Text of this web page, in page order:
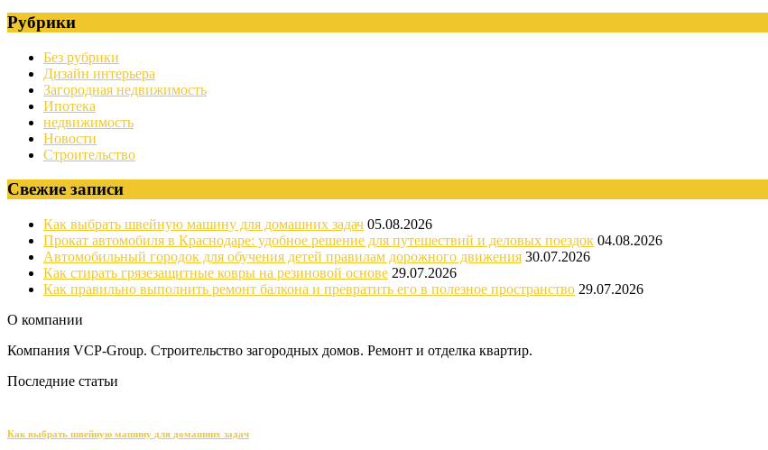
Рубрики
Без рубрики
Дизайн интерьера
Загородная недвижимость
Ипотека
недвижимость
Новости
Строительство
Свежие записи
Как выбрать швейную машину для домашних задач 05.08.2026
Прокат автомобиля в Краснодаре: удобное решение для путешествий и деловых поездок 04.08.2026
Автомобильный городок для обучения детей правилам дорожного движения 30.07.2026
Как стирать грязезащитные ковры на резиновой основе 29.07.2026
Как правильно выполнить ремонт балкона и превратить его в полезное пространство 29.07.2026
О компании
Компания VCP-Group. Строительство загородных домов. Ремонт и отделка квартир.
Последние статьи
Как выбрать швейную машину для домашних задач